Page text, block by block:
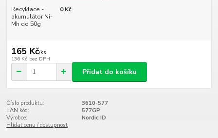
Recyklace -
akumulátor Ni-
Mh do 50g
0 Kč
165 Kč/ks
136 Kč bez DPH
Přidat do košíku
Číslo produktu:
3610-577
EAN kód:
577GP
Výrobce:
Nordic ID
Hlídat cenu / dostupnost